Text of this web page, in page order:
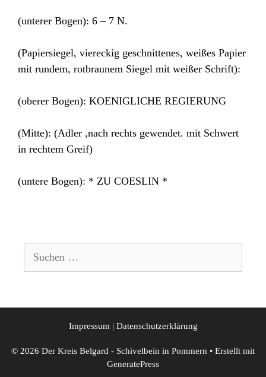
(unterer Bogen): 6 – 7 N.
(Papiersiegel, viereckig geschnittenes, weißes Papier
mit rundem, rotbraunem Siegel mit weißer Schrift):
(oberer Bogen): KOENIGLICHE REGIERUNG
(Mitte): (Adler ,nach rechts gewendet. mit Schwert
in rechtem Greif)
(untere Bogen): * ZU COESLIN *
nach:
Impressum | Datenschutzerklärung
© 2026 Der Kreis Belgard - Schivelbein in Pommern • Erstellt mit
GeneratePress